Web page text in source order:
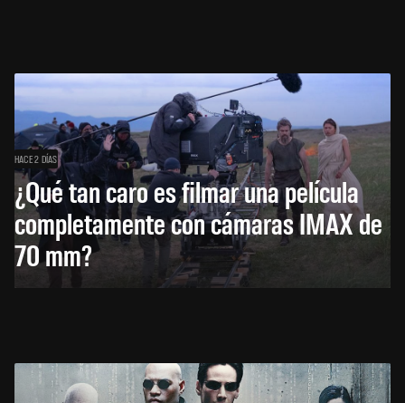
HACE 2 DÍAS
¿Qué tan caro es filmar una película
completamente con cámaras IMAX de
70 mm?